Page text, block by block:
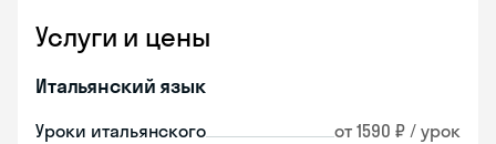
Услуги и цены
Итальянский язык
Уроки итальянского от 1590 ₽ / урок